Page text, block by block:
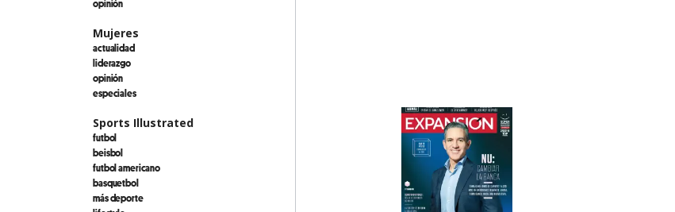
Mujeres
actualidad
liderazgo
opinión
especiales
Sports Illustrated
futbol
beisbol
futbol americano
basquetbol
más deporte